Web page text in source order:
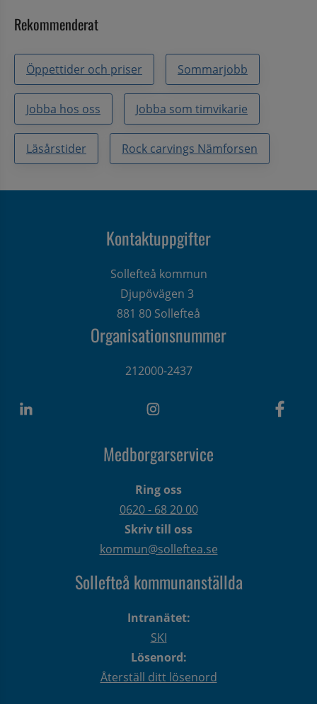
Rekommenderat
Öppettider och priser Sommarjobb
Jobba hos oss Jobba som timvikarie
Läsårstider Rock carvings Nämforsen
Kontaktuppgifter
Sollefteå kommun
Djupövägen 3
881 80 Sollefteå
Organisationsnummer
212000-2437
Medborgarservice
Ring oss
0620 - 68 20 00
Skriv till oss
kommun@solleftea.se
Sollefteå kommunanställda
Intranätet:
SKI
Lösenord:
Återställ ditt lösenord